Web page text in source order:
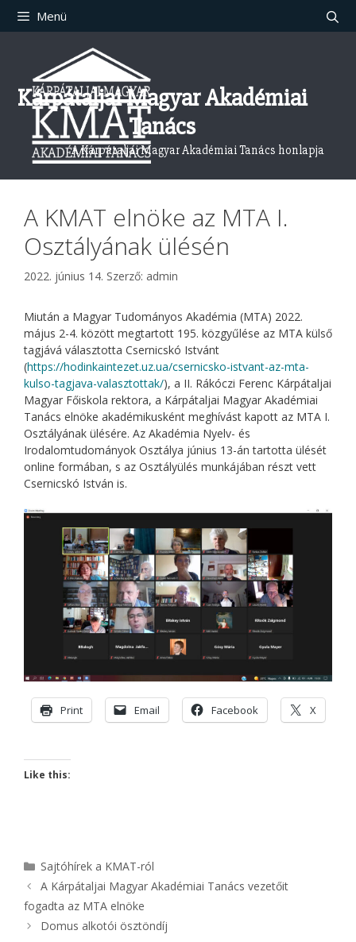
Menü
Kárpátaljai Magyar Akadémiai
Tanács
A Kárpátaljai Magyar Akadémiai Tanács honlapja
A KMAT elnöke az MTA I.
Osztályának ülésén
2022. június 14. Szerző: admin
Miután a Magyar Tudományos Akadémia (MTA) 2022.
május 2-4. között megtartott 195. közgyűlése az MTA külső
tagjává választotta Csernicskó Istvánt
(https://hodinkaintezet.uz.ua/csernicsko-istvant-az-mta-
kulso-tagjava-valasztottak/), a II. Rákóczi Ferenc Kárpátaljai
Magyar Főiskola rektora, a Kárpátaljai Magyar Akadémiai
Tanács elnöke akadémikusként meghívást kapott az MTA I.
Osztályának ülésére. Az Akadémia Nyelv- és
Irodalomtudományok Osztálya június 13-án tartotta ülését
online formában, s az Osztályülés munkájában részt vett
Csernicskó István is.
Print Email Facebook X
Like this:
Kategória
Sajtóhírek a KMAT-ról
A Kárpátaljai Magyar Akadémiai Tanács vezetőit
fogadta az MTA elnöke
Domus alkotói ösztöndíj